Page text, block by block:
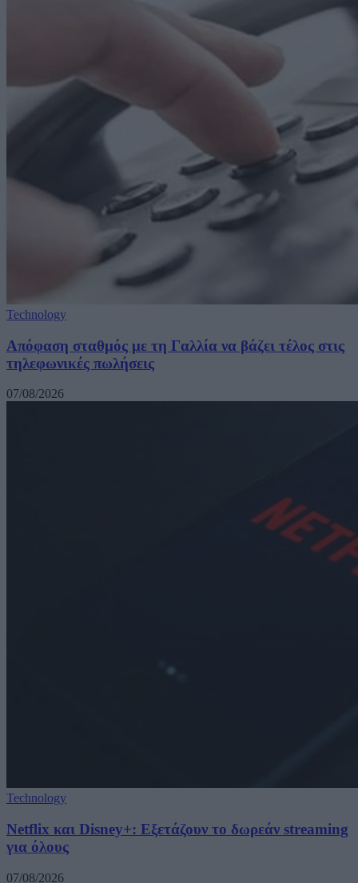
Technology
Απόφαση σταθμός με τη Γαλλία να βάζει τέλος στις
τηλεφωνικές πωλήσεις
07/08/2026
Technology
Netflix και Disney+: Εξετάζουν το δωρεάν streaming
για όλους
07/08/2026